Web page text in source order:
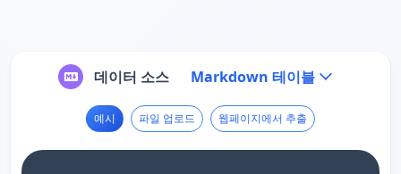
데이터 소스 Markdown 테이블
예시 파일 업로드 웹페이지에서 추출